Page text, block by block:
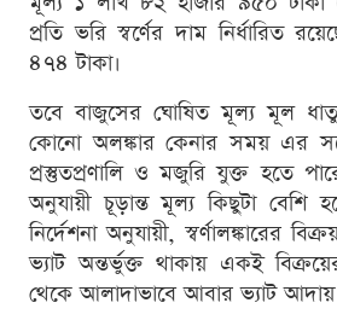
প্রতি ভরি স্বর্ণের দাম নির্ধারিত
৪৭৪ টাকা।
তবে বাজুসের ঘোষিত মূল্য মূল
কোনো অলঙ্কার কেনার সময় এর
প্রস্তুতপ্রণালি ও মজুরি যুক্ত হতে
অনুযায়ী চূড়ান্ত মূল্য কিছুটা বেশি
নির্দেশনা অনুযায়ী, স্বর্ণালঙ্কারের
ভ্যাট অন্তর্ভুক্ত থাকায় একই
থেকে আলাদাভাবে আবার ভ্যাট আদায়